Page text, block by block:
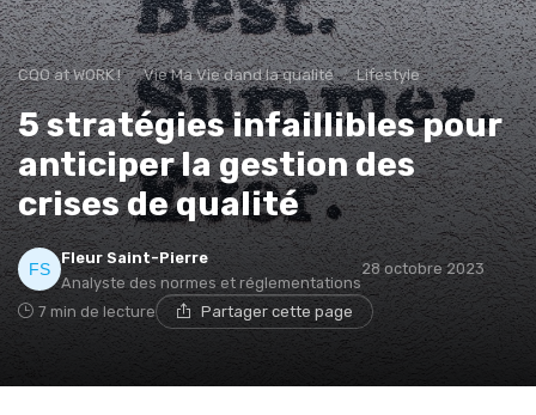
CQO at WORK ! Vie Ma Vie dand la qualité Lifestyle
5 stratégies infaillibles pour
anticiper la gestion des
crises de qualité
Fleur Saint-Pierre
Analyste des normes et réglementations
28 octobre 2023
7 min de lecture Partager cette page